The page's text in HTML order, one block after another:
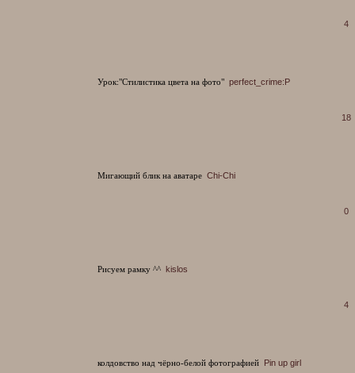
4
Урок:"Стилистика цвета на фото" perfect_crime:P
18
Мигающий блик на аватаре Chi-Chi
0
Рисуем рамку ^^ kislos
4
колдовство над чёрно-белой фотографией Pin up girl